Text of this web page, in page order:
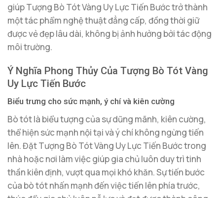
giúp Tượng Bò Tót Vàng Uy Lực Tiến Bước trở thành
một tác phẩm nghệ thuật đẳng cấp, đồng thời giữ
được vẻ đẹp lâu dài, không bị ảnh hưởng bởi tác động
môi trường.
Ý Nghĩa Phong Thủy Của Tượng Bò Tót Vàng
Uy Lực Tiến Bước
Biểu trưng cho sức mạnh, ý chí và kiên cường
Bò tót là biểu tượng của sự dũng mãnh, kiên cường,
thể hiện sức mạnh nội tại và ý chí không ngừng tiến
lên. Đặt Tượng Bò Tót Vàng Uy Lực Tiến Bước trong
nhà hoặc nơi làm việc giúp gia chủ luôn duy trì tinh
thần kiên định, vượt qua mọi khó khăn. Sự tiến bước
của bò tót nhấn mạnh đến việc tiến lên phía trước,